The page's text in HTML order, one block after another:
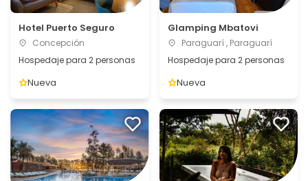
Hotel Puerto Seguro
Concepción
Hospedaje para 2 personas
Nueva
Glamping Mbatovi
Paraguarí , Paraguarí
Hospedaje para 2 personas
Nueva